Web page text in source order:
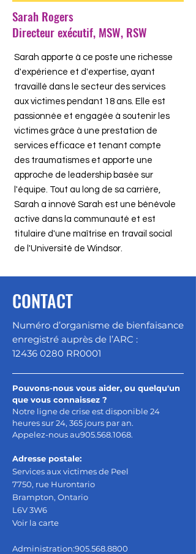
Sarah Rogers
Directeur exécutif, MSW, RSW
Sarah apporte à ce poste une richesse
d'expérience et d'expertise, ayant
travaillé dans le secteur des services
aux victimes pendant 18 ans. Elle est
passionnée et engagée à soutenir les
victimes grâce à une prestation de
services efficace et tenant compte
des traumatismes et apporte une
approche de leadership basée sur
l'équipe. Tout au long de sa carrière,
Sarah a innové Sarah est une bénévole
active dans la communauté et est
titulaire d'une maîtrise en travail social
de l'Université de Windsor.
CONTACT
Numéro d’organisme de bienfaisance
enregistré auprès de l’ARC :
12436 0280 RR0001
Pouvons-nous vous aider, ou quelqu'un
que vous connaissez ?
Notre ligne de crise est disponible 24
heures sur 24, 365 jours par an.
Appelez-nous au905.568.1068.
Adresse postale:
Services aux victimes de Peel
7750, rue Hurontario
Brampton, Ontario
L6V 3W6
Voir la carte
Administration:905.568.8800